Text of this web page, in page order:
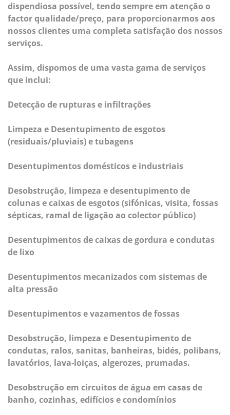
dispendiosa possível, tendo sempre em atenção o
factor qualidade/preço, para proporcionarmos aos
nossos clientes uma completa satisfação dos nossos
serviços.
Assim, dispomos de uma vasta gama de serviços
que inclui:
Detecção de rupturas e infiltrações
Limpeza e Desentupimento de esgotos
(residuais/pluviais) e tubagens
Desentupimentos domésticos e industriais
Desobstrução, limpeza e desentupimento de
colunas e caixas de esgotos (sifónicas, visita, fossas
sépticas, ramal de ligação ao colector público)
Desentupimentos de caixas de gordura e condutas
de lixo
Desentupimentos mecanizados com sistemas de
alta pressão
Desentupimentos e vazamentos de fossas
Desobstrução, limpeza e Desentupimento de
condutas, ralos, sanitas, banheiras, bidés, polibans,
lavatórios, lava-loiças, algerozes, prumadas.
Desobstrução em circuitos de água em casas de
banho, cozinhas, edifícios e condomínios